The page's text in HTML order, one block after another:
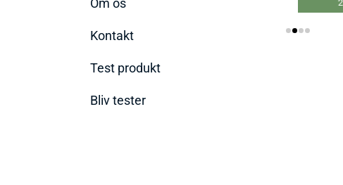
Om os
Kontakt
Test produkt
Bliv tester